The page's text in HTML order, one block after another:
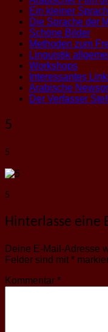
Ein kleiner
Die Sprache der
Schöne Bilder
Methoden zum
Linguistik
Workshops
Interessantes
Arabische
Der Verfasser
5
5
5
Hinterlasse eine
Deine E-Mail-Adresse
Felder sind mit *
Kommentar *